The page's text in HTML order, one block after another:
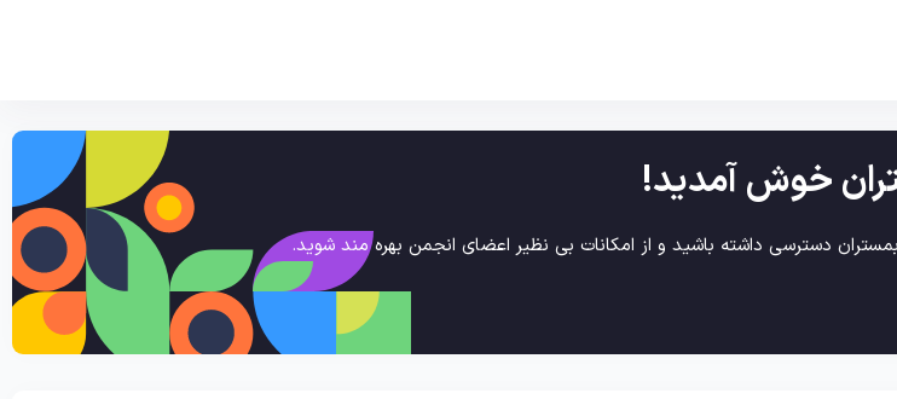
خوش آمدید!
دسترسی داشته باشید و از امکانات بی نظیر اعضای انجمن بهره مند شوید.